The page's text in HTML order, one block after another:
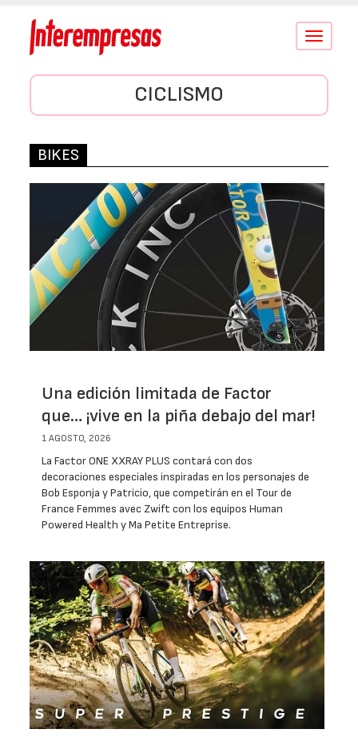
Conmutar
CICLISMO
BIKES
Una edición limitada de Factor
que… ¡vive en la piña debajo del mar!
1 AGOSTO, 2026
La Factor ONE XXRAY PLUS contará con dos
decoraciones especiales inspiradas en los personajes de
Bob Esponja y Patricio, que competirán en el Tour de
France Femmes avec Zwift con los equipos Human
Powered Health y Ma Petite Entreprise.